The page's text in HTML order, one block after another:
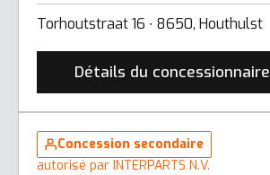
Torhoutstraat 16 ∙ 8650, Houthulst
Détails du concessionnaire
Concession secondaire
autorisé par INTERPARTS N.V.